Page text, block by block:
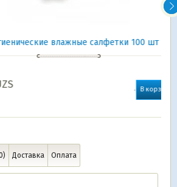
влажные салфетки 100 шт
В корзину
Доставка Оплата